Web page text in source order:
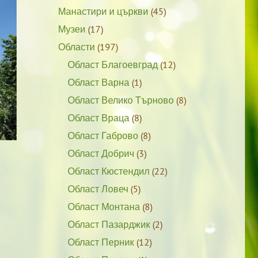
Манастири и църкви (45)
Музеи (17)
Области (197)
Област Благоевград(12)
Област Варна (1)
Област Велико Търново (8)
Област Враца (8)
Област Габрово (8)
Област Добрич (3)
Област Кюстендил (22)
Област Ловеч (5)
Област Монтана (8)
Област Пазарджик (2)
Област Перник (12)